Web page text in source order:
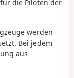
die Piloten der
werden
Bei jedem
aus